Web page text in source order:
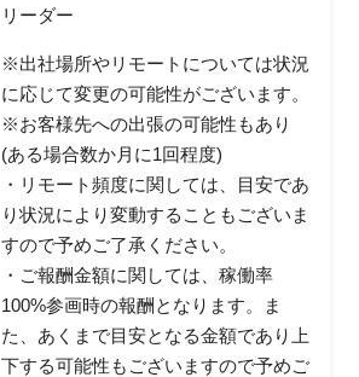
リーダー
※出社場所やリモートについては状況
に応じて変更の可能性がございます。
※お客様先への出張の可能性もあり
(ある場合数か月に1回程度)
・リモート頻度に関しては、目安であ
り状況により変動することもございま
すので予めご了承ください。
・ご報酬金額に関しては、稼働率
100%参画時の報酬となります。ま
た、あくまで目安となる金額であり上
下する可能性もございますので予めご